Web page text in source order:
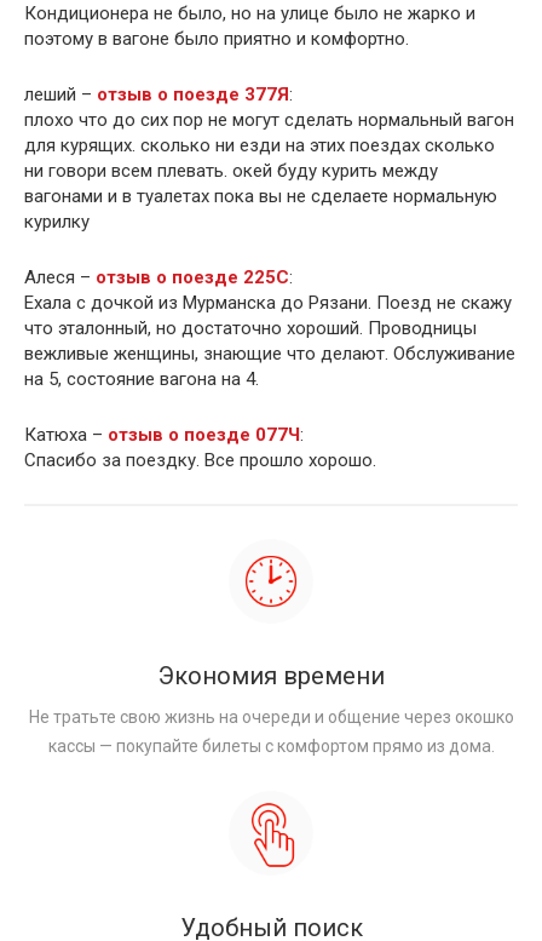
Кондиционера не было, но на улице было не жарко и
поэтому в вагоне было приятно и комфортно.
леший – отзыв о поезде 377Я:
плохо что до сих пор не могут сделать нормальный вагон
для курящих. сколько ни езди на этих поездах сколько
ни говори всем плевать. окей буду курить между
вагонами и в туалетах пока вы не сделаете нормальную
курилку
Алеся – отзыв о поезде 225С:
Ехала с дочкой из Мурманска до Рязани. Поезд не скажу
что эталонный, но достаточно хороший. Проводницы
вежливые женщины, знающие что делают. Обслуживание
на 5, состояние вагона на 4.
Катюха – отзыв о поезде 077Ч:
Спасибо за поездку. Все прошло хорошо.
Экономия времени
Не тратьте свою жизнь на очереди и общение через окошко
кассы — покупайте билеты с комфортом прямо из дома.
Удобный поиск